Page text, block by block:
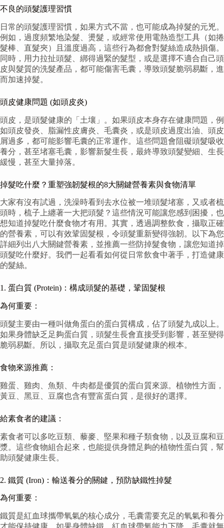
不良的頭髮護理習慣
日常的頭髮護理習慣，如果方式不當，也可能成為掉髮的元兇。
例如，過度頻繁地染髮、燙髮，或經常使用電熱造型工具（如捲
髮棒、直髮夾）且溫度過高，這些行為都會對髮絲造成熱損傷。
同時，用力拉扯頭髮、綁得過緊的髮型，或是選擇不適合自己頭
皮與髮質的洗髮產品，都可能傷害毛囊，導致頭髮脆弱易斷，進
而加速掉髮。
頭皮健康問題 (如頭皮炎)
頭皮，是頭髮健康的「土壤」。如果頭皮本身存在健康問題，例
如頭皮發炎、脂漏性皮膚炎、毛囊炎，或是頭皮過度出油、頭皮
屑過多，都可能影響毛囊的正常運作。這些問題會阻礙頭髮吸收
養分，甚至堵塞毛囊，影響新髮生長，最終導致頭髮變細、生長
緩慢，甚至大量掉落。
掉髮吃什麼？重塑強韌髮根的8大關鍵營養素與食物清單
大家有沒有試過，洗澡時看到去水位被一堆頭髮堵塞，又或者梳
頭時，梳子上纏著一大把頭髮？這些情況可能讓您感到困擾，也
想知道掉髮吃什麼食物才有用。其實，透過調整飲食，攝取正確
的營養素，可以有效鞏固髮根，令頭髮重新變得強韌。以下為您
詳細列出八大關鍵營養素，並推薦一些防掉髮食物，讓您知道掉
頭髮吃什麼好。我們一起看看如何從日常飲食中著手，打造健康
的髮絲。
1. 蛋白質 (Protein)：構成頭髮的基礎，鞏固髮根
為何重要：
頭髮主要由一種叫做角蛋白的蛋白質構成，佔了頭髮九成以上。
如果身體缺乏足夠蛋白質，頭髮生長會直接受到影響，甚至變得
脆弱易斷。所以，攝取充足蛋白質是頭髮健康的根本。
食物來源推薦：
雞蛋、雞肉、魚類、牛肉都是優質的蛋白質來源。植物性方面，
黃豆、黑豆、豆腐也含有豐富蛋白質，是很好的選擇。
給素食者的建議：
素食者可以多吃豆類、藜麥、堅果和種子類食物，以及豆腐和豆
漿。這些食物組合起來，也能提供身體足夠的植物性蛋白質，幫
助頭髮健康生長。
2. 鐵質 (Iron)：輸送養分的關鍵，預防缺鐵性掉髮
為何重要：
鐵質是紅血球攜帶氧氣的核心成分，毛囊需要充足的氧氣和養分